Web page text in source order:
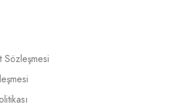
Sözleşmesi